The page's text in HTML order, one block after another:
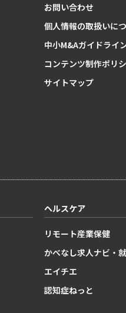
お問い合わせ
個人情報の取扱いに
中小M&Aガイドライ
コンテンツ制作ポリ
サイトマップ
ヘルスケア
リモート産業保健
かべなし求人ナビ・
エイチエ
認知症ねっと